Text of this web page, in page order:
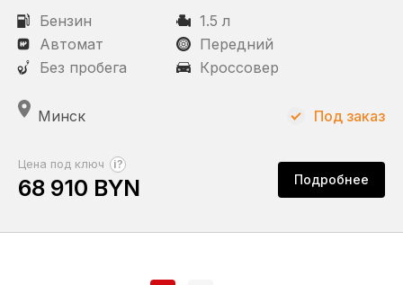
Бензин
1.5 л
Автомат
Передний
Без пробега
Кроссовер
Минск
Цена под ключ ?
68 910 BYN Подробнее
Под заказ